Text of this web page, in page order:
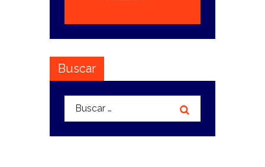
Buscar
Buscar: